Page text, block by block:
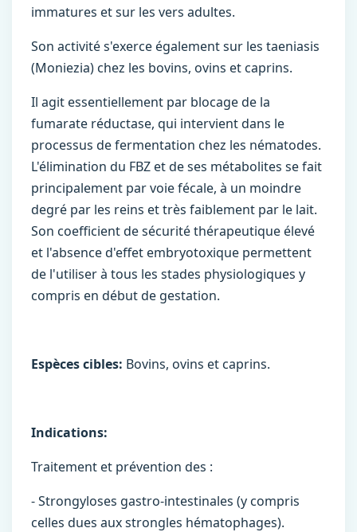
immatures et sur les vers adultes.
Son activité s'exerce également sur les taeniasis
(Moniezia) chez les bovins, ovins et caprins.
Il agit essentiellement par blocage de la
fumarate réductase, qui intervient dans le
processus de fermentation chez les nématodes.
L'élimination du FBZ et de ses métabolites se fait
principalement par voie fécale, à un moindre
degré par les reins et très faiblement par le lait.
Son coefficient de sécurité thérapeutique élevé
et l'absence d'effet embryotoxique permettent
de l'utiliser à tous les stades physiologiques y
compris en début de gestation.
Espèces cibles: Bovins, ovins et caprins.
Indications:
Traitement et prévention des :
- Strongyloses gastro-intestinales (y compris
celles dues aux strongles hématophages).